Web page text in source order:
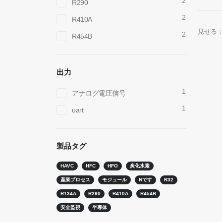
見せる：
R290
R410A 2
R454B 2
出力
アナログ電圧信号 1
uart 1
製品タグ
HAVC HFC HFO 炭化水素
産業プロセス モジュール Nです R32
R134A R290 R410A R454B
安全監視 半導体
住所：No.299 Jinsuo Road、国立ハイテクゾー
電話：0086-371-67169097
メール： cece@winsensor.com
whatsapp ： +8618595618735